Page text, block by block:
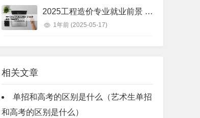
2025工程造价专业就业前景 工程造价未来十年就业前景
1年前 (2025-05-17)
相关文章
单招和高考的区别是什么（艺术生单招
和高考的区别是什么）